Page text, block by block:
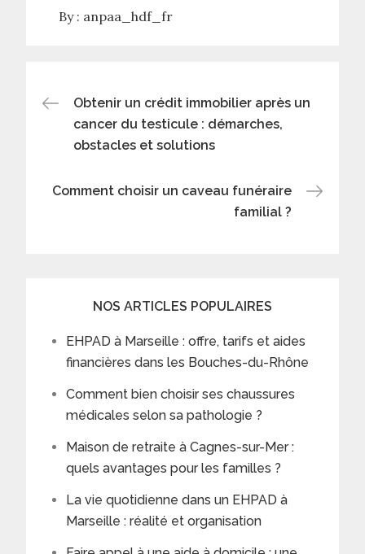
By : anpaa_hdf_fr
Post
navigation
Obtenir un crédit immobilier après un
cancer du testicule : démarches,
obstacles et solutions
Comment choisir un caveau funéraire
familial ?
NOS ARTICLES POPULAIRES
EHPAD à Marseille : offre, tarifs et aides
financières dans les Bouches-du-Rhône
Comment bien choisir ses chaussures
médicales selon sa pathologie ?
Maison de retraite à Cagnes-sur-Mer :
quels avantages pour les familles ?
La vie quotidienne dans un EHPAD à
Marseille : réalité et organisation